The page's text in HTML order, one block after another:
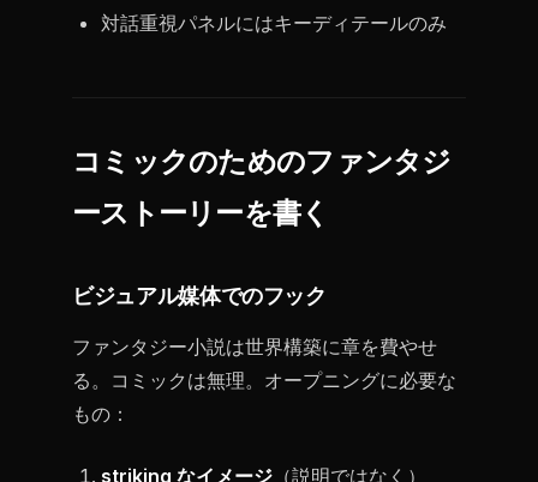
対話重視パネルにはキーディテールのみ
コミックのためのファンタジ
ーストーリーを書く
ビジュアル媒体でのフック
ファンタジー小説は世界構築に章を費やせ
る。コミックは無理。オープニングに必要な
もの：
striking なイメージ （説明ではなく）